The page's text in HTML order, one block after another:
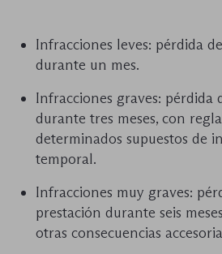
Infracciones leves: pérdida
durante un mes.
Infracciones graves: pérdida
durante tres meses, con
determinados supuestos de
temporal.
Infracciones muy graves:
prestación durante seis
otras consecuencias